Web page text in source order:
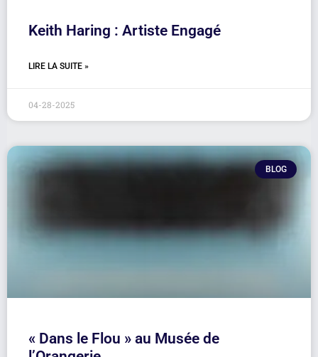
Keith Haring : Artiste Engagé
LIRE LA SUITE »
04-28-2025
BLOG
« Dans le Flou » au Musée de